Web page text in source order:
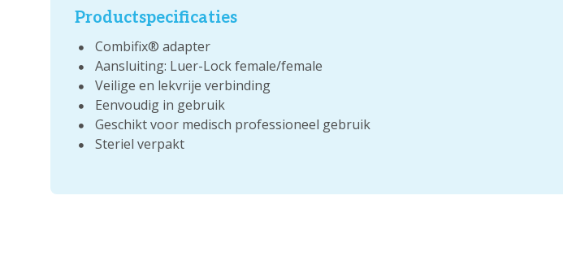
Productspecificaties
Combifix® adapter
Aansluiting: Luer-Lock female/female
Veilige en lekvrije verbinding
Eenvoudig in gebruik
Geschikt voor medisch professioneel gebruik
Steriel verpakt